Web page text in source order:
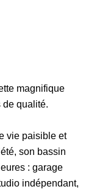
magnifique
de qualité.
vie paisible et
son bassin
: garage
indépendant,